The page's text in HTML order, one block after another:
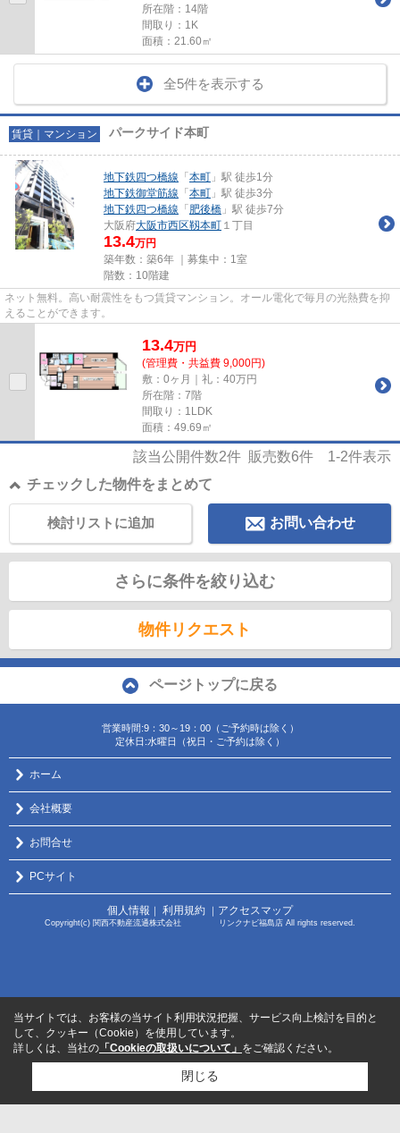
所在階：14階
間取り：1K
面積：21.60㎡
全5件を表示する
賃貸｜マンション パークサイド本町
地下鉄四つ橋線 「 本町 」駅 徒歩1分
地下鉄御堂筋線 「 本町 」駅 徒歩3分
地下鉄四つ橋線 「 肥後橋 」駅 徒歩7分
大阪府大阪市西区靱本町 １丁目
13.4万円
築年数：築6年 ｜募集中： 1室
階数：10階建
ネット無料。高い耐震性をもつ賃貸マンション。オール電化で毎月の光熱費を抑
えることができます。
13.4万円
(管理費・共益費 9,000円)
敷：0ヶ月｜礼：40万円
所在階：7階
間取り：1LDK
面積：49.69㎡
該当公開件数2件 販売数6件 1-2件表示
チェックした物件をまとめて
お問い合わせ
検討リストに追加
さらに条件を絞り込む
物件リクエスト
ページトップに戻る
営業時間:9：30～19：00（ご予約時は除く）
定休日:水曜日（祝日・ご予約は除く）
ホーム
会社概要
お問合せ
PCサイト
個人情報 ｜ 利用規約 ｜ アクセスマップ
Copyright(c) 関西不動産流通株式会社 リンクナビ福島店 All rights reserved.
当サイトでは、お客様の当サイト利用状況把握、サービス向上検討を目的と
して、クッキー（Cookie）を使用しています。
詳しくは、当社の 「Cookieの取扱いについて」 をご確認ください。
閉じる